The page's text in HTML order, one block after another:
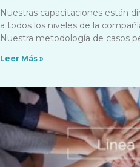
Nuestras capacitaciones están
a todos los niveles de la
Nuestra metodología de casos
Leer Más »